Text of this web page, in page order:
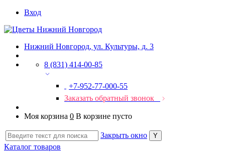
Вход
Нижний Новгород, ул. Культуры, д. 3
8 (831) 414-00-85
+7-952-77-000-55
Заказать обратный звонок
Моя корзина 0 В корзине пусто
Закрыть окно
Каталог товаров